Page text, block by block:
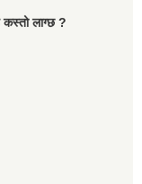
कस्तो लाग्छ ?